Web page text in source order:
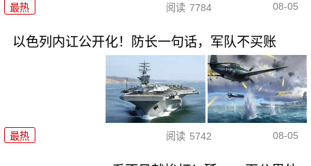
最热 阅读 7784 08-05
以色列内讧公开化！防长一句话，军队不买账
最热 阅读 5742 08-05